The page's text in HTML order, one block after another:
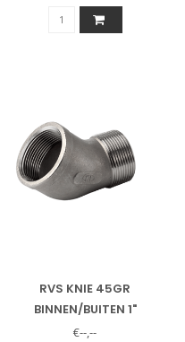
RVS KNIE 45GR
BINNEN/BUITEN 1"
€--,--